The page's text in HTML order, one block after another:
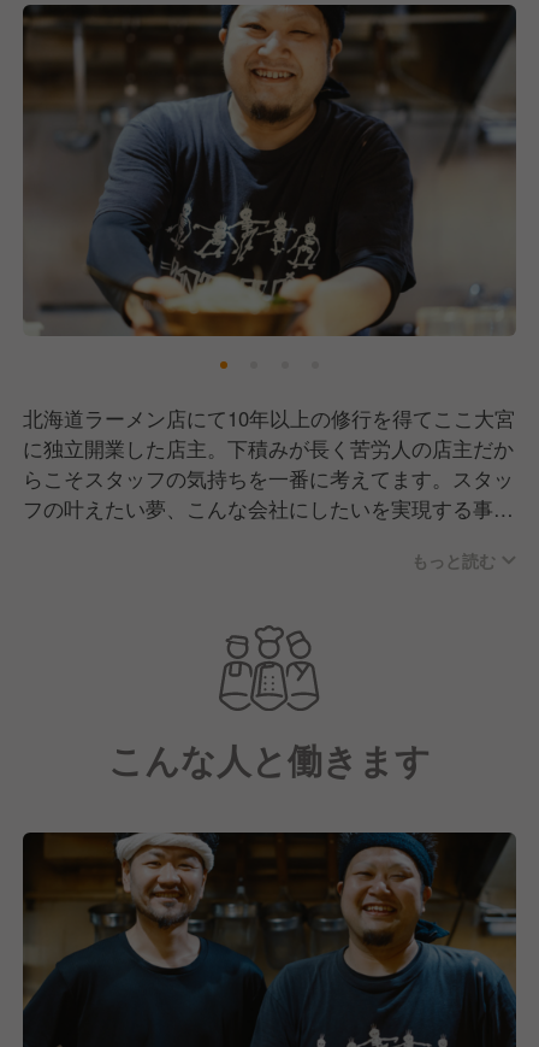
北海道ラーメン店にて10年以上の修行を得てここ大宮
に独立開業した店主。下積みが長く苦労人の店主だか
らこそスタッフの気持ちを一番に考えてます。スタッ
フの叶えたい夢、こんな会社にしたいを実現する事が
もっと読む
こんな人と働きます